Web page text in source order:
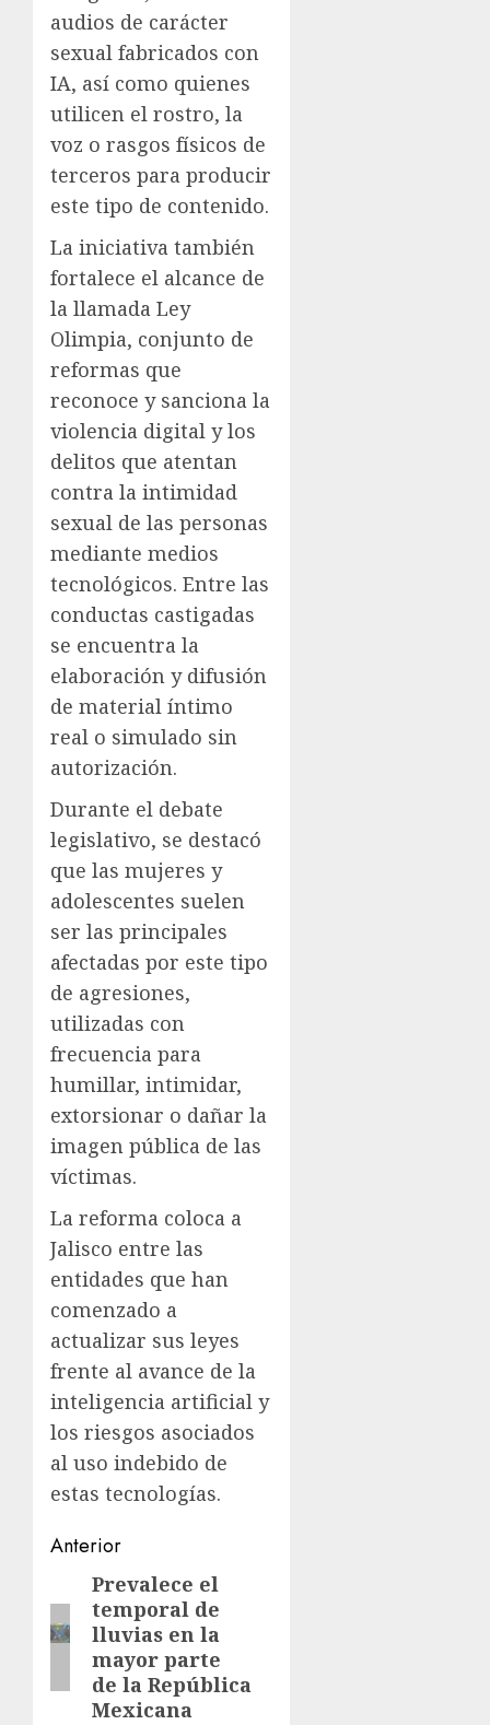
audios de carácter
sexual fabricados con
IA, así como quienes
utilicen el rostro, la
voz o rasgos físicos de
terceros para producir
este tipo de contenido.
La iniciativa también
fortalece el alcance de
la llamada Ley
Olimpia, conjunto de
reformas que
reconoce y sanciona la
violencia digital y los
delitos que atentan
contra la intimidad
sexual de las personas
mediante medios
tecnológicos. Entre las
conductas castigadas
se encuentra la
elaboración y difusión
de material íntimo
real o simulado sin
autorización.
Durante el debate
legislativo, se destacó
que las mujeres y
adolescentes suelen
ser las principales
afectadas por este tipo
de agresiones,
utilizadas con
frecuencia para
humillar, intimidar,
extorsionar o dañar la
imagen pública de las
víctimas.
La reforma coloca a
Jalisco entre las
entidades que han
comenzado a
actualizar sus leyes
frente al avance de la
inteligencia artificial y
los riesgos asociados
al uso indebido de
estas tecnologías.
Navegación
entradas
Anterior
Entrada
anterior:
Prevalece el
temporal de
lluvias en la
mayor parte
de la República
Mexicana